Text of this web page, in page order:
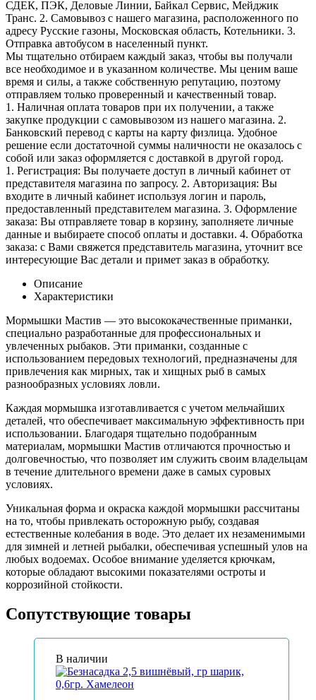
СДЕК, ПЭК, Деловые Линии, Байкал Сервис, Мейджик
Транс. 2. Самовывоз с нашего магазина, расположенного по
адресу Русские газоны, Московская область, Котельники. 3.
Отправка автобусом в населенный пункт.
Мы тщательно отбираем каждый заказ, чтобы вы получали
все необходимое и в указанном количестве. Мы ценим ваше
время и силы, а также собственную репутацию, поэтому
отправляем только проверенный и качественный товар.
1. Наличная оплата товаров при их получении, а также
закупке продукции с самовывозом из нашего магазина. 2.
Банковский перевод с карты на карту физлица. Удобное
решение если достаточной суммы наличности не оказалось с
собой или заказ оформляется с доставкой в другой город.
1. Регистрация: Вы получаете доступ в личный кабинет от
представителя магазина по запросу. 2. Авторизация: Вы
входите в личный кабинет используя логин и пароль,
предоставленный представителем магазина. 3. Оформление
заказа: Вы отправляете товар в корзину, заполняете личные
данные и выбираете способ оплаты и доставки. 4. Обработка
заказа: с Вами свяжется представитель магазина, уточнит все
интересующие Вас детали и примет заказ в обработку.
Описание
Характеристики
Мормышки Мастив — это высококачественные приманки,
специально разработанные для профессиональных и
увлеченных рыбаков. Эти приманки, созданные с
использованием передовых технологий, предназначены для
привлечения как мирных, так и хищных рыб в самых
разнообразных условиях ловли.
Каждая мормышка изготавливается с учетом мельчайших
деталей, что обеспечивает максимальную эффективность при
использовании. Благодаря тщательно подобранным
материалам, мормышки Мастив отличаются прочностью и
долговечностью, что позволяет им служить своим владельцам
в течение длительного времени даже в самых суровых
условиях.
Уникальная форма и окраска каждой мормышки рассчитаны
на то, чтобы привлекать осторожную рыбу, создавая
естественные колебания в воде. Это делает их незаменимыми
для зимней и летней рыбалки, обеспечивая успешный улов на
любых водоемах. Особое внимание уделяется крючкам,
которые обладают высокими показателями остроты и
коррозийной стойкости.
Сопутствующие товары
В наличии